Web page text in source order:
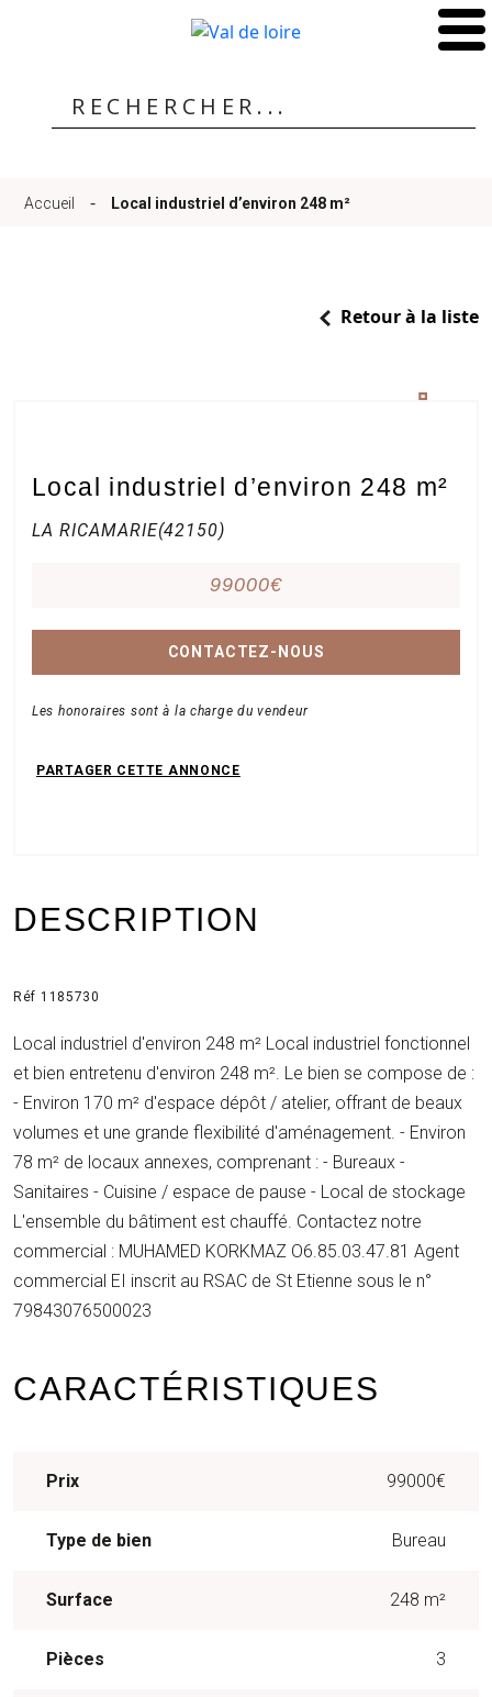
Accueil - Local industriel d’environ 248 m²
Retour à la liste
Local industriel d’environ 248 m²
LA RICAMARIE(42150)
99000€
CONTACTEZ-NOUS
Les honoraires sont à la charge du vendeur
DESCRIPTION
Réf 1185730
Local industriel d'environ 248 m² Local industriel fonctionnel
et bien entretenu d'environ 248 m². Le bien se compose de :
- Environ 170 m² d'espace dépôt / atelier, offrant de beaux
volumes et une grande flexibilité d'aménagement. - Environ
78 m² de locaux annexes, comprenant : - Bureaux -
Sanitaires - Cuisine / espace de pause - Local de stockage
L'ensemble du bâtiment est chauffé. Contactez notre
commercial : MUHAMED KORKMAZ O6.85.03.47.81 Agent
commercial EI inscrit au RSAC de St Etienne sous le n°
79843076500023
CARACTÉRISTIQUES
Prix 99000€
Type de bien Bureau
Surface 248 m²
Pièces 3
Nos
Contact